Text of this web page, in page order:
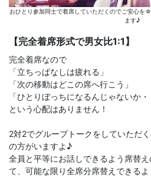
おひとり参加同士で着席していただくのでご安心を
ます♪
【完全着席形式で男女比1:1】
完全着席なので
「立ちっぱなしは疲れる」
「次の移動はどこの席へ行こう」
「ひとりぼっちになるんじゃないか・
という心配はありません！
2対2でグループトークをしていただ
の方がいますよ♪
全員と平等にお話しできるよう席替
て、可能な限り全席分席替えできるよ